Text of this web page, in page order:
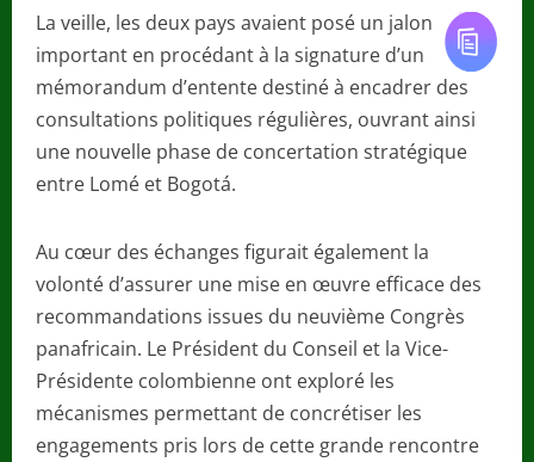
La veille, les deux pays avaient posé un jalon
important en procédant à la signature d’un
mémorandum d’entente destiné à encadrer des
consultations politiques régulières, ouvrant ainsi
une nouvelle phase de concertation stratégique
entre Lomé et Bogotá.
Au cœur des échanges figurait également la
volonté d’assurer une mise en œuvre efficace des
recommandations issues du neuvième Congrès
panafricain. Le Président du Conseil et la Vice-
Présidente colombienne ont exploré les
mécanismes permettant de concrétiser les
engagements pris lors de cette grande rencontre